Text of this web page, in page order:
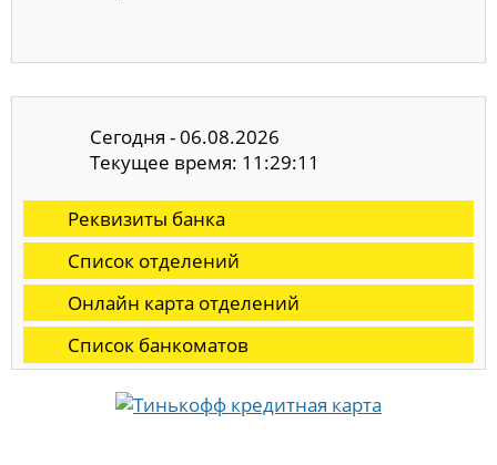
Сегодня - 06.08.2026
Текущее время: 11:29:11
Реквизиты банка
Список отделений
Онлайн карта отделений
Список банкоматов